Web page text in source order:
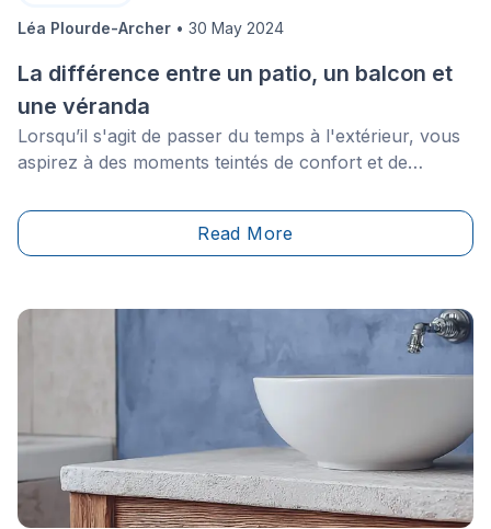
Léa Plourde-Archer • 30 May 2024
La différence entre un patio, un balcon et
une véranda
Lorsqu’il s'agit de passer du temps à l'extérieur, vous
aspirez à des moments teintés de confort et de
fonctionnel. Pendant les mois plus chauds où nos
espaces extérieurs prennent de l'importance, la
Read More